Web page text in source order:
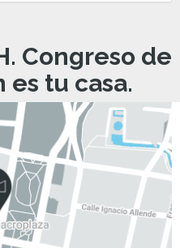
Congreso de
es tu casa.